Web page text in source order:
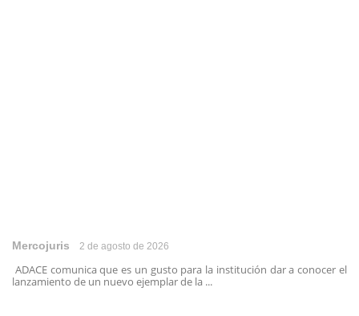
Mercojuris 2 de agosto de 2026
ADACE comunica que es un gusto para la institución dar a conocer el
lanzamiento de un nuevo ejemplar de la ...